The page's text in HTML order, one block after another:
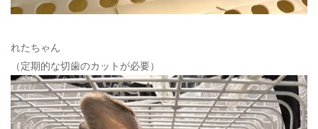
れたちゃん
（定期的な切歯のカットが必要）